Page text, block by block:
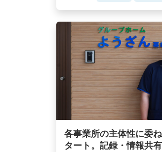
各事業所の主体性に委
タート。記録・情報共